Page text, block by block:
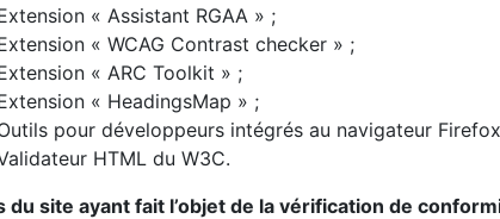
« Assistant RGAA » ;
« WCAG Contrast checker » ;
« ARC Toolkit » ;
« HeadingsMap » ;
pour développeurs intégrés au navigateur
HTML du W3C.
du site ayant fait l’objet de la vérification de